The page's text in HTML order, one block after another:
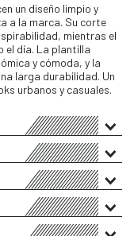
un diseño limpio y
a la marca. Su corte
mientras el
el día. La plantilla
y cómoda, y la
larga durabilidad. Un
urbanos y casuales.